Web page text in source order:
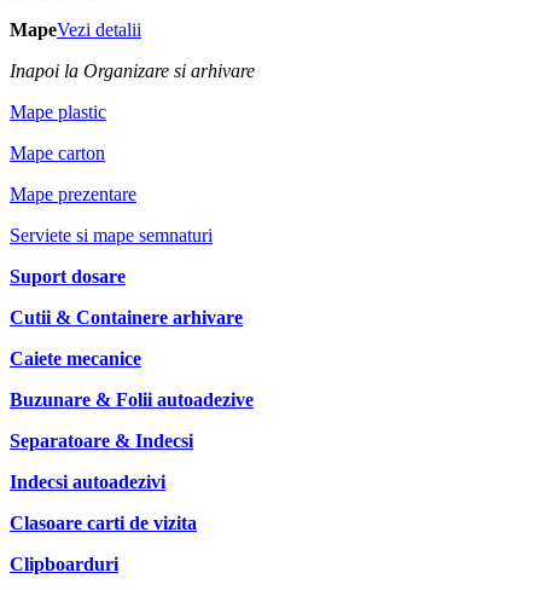
MapeVezi detalii
Inapoi la Organizare si arhivare
Mape plastic
Mape carton
Mape prezentare
Serviete si mape semnaturi
Suport dosare
Cutii & Containere arhivare
Caiete mecanice
Buzunare & Folii autoadezive
Separatoare & Indecsi
Indecsi autoadezivi
Clasoare carti de vizita
Clipboarduri